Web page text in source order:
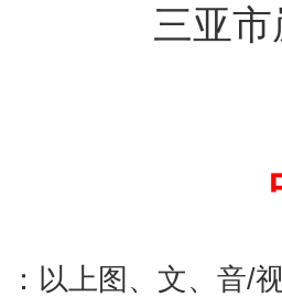
三亚
：以上图、文、音/